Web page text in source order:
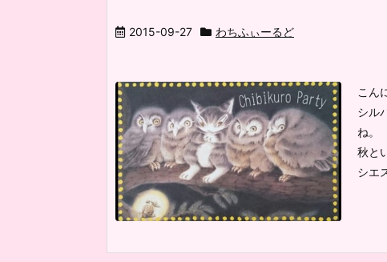
2015-09-27 わちふぃーるど
こん
シル
ね。
秋と
シエ